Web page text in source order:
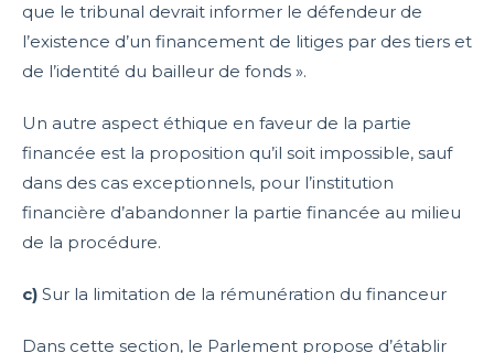
que le tribunal devrait informer le défendeur de
l’existence d’un financement de litiges par des tiers et
de l’identité du bailleur de fonds ».
Un autre aspect éthique en faveur de la partie
financée est la proposition qu’il soit impossible, sauf
dans des cas exceptionnels, pour l’institution
financière d’abandonner la partie financée au milieu
de la procédure.
c) Sur la limitation de la rémunération du financeur
Dans cette section, le Parlement propose d’établir